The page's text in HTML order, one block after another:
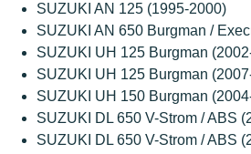
SUZUKI AN 125 (1995-2000)
SUZUKI AN 650 Burgman /
SUZUKI UH 125 Burgman
SUZUKI UH 125 Burgman
SUZUKI UH 150 Burgman
SUZUKI DL 650 V-Strom / ABS
SUZUKI DL 650 V-Strom / ABS